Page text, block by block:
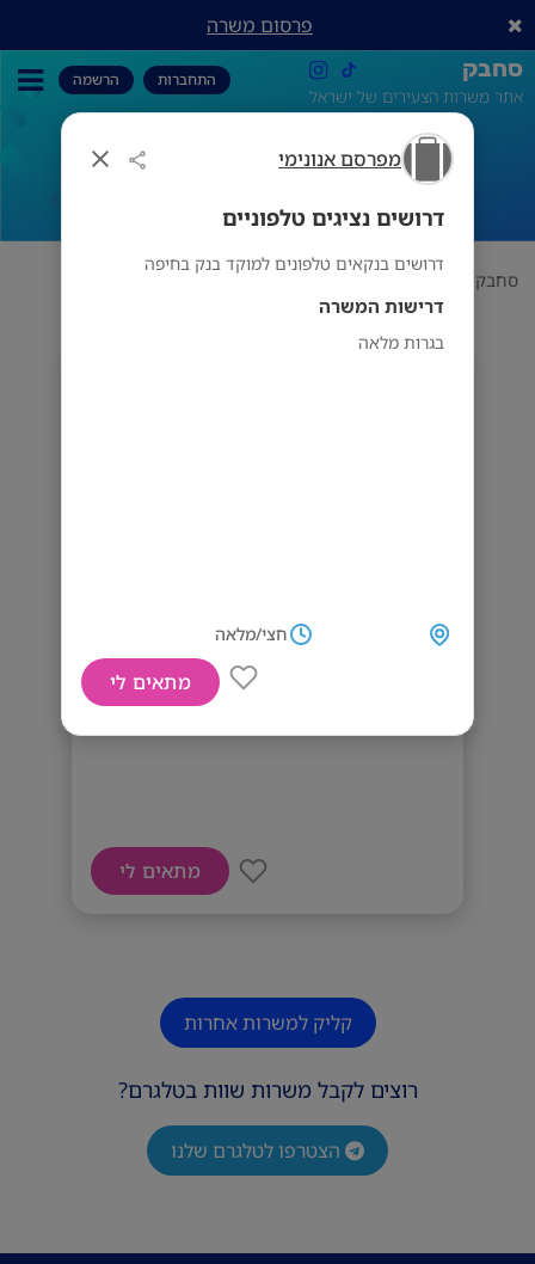
מפרסם אנונימי
דרושים נציגים טלפוניים
דרושים בנקאים טלפונים למוקד בנק בחיפה
דרישות המשרה
בגרות מלאה
חצי/מלאה
מתאים לי
פרסום משרה
סחבק
אתר משרות הצעירים של ישראל
התחברות הרשמה
דרושים נציגים טלפוניים
סחבק מפרסם אנונימי דרושים נציגים טלפוניים
דרושים נציגים טלפוניים
מתאים לי
קליק למשרות אחרות
רוצים לקבל משרות שוות בטלגרם?
הצטרפו לטלגרם שלנו